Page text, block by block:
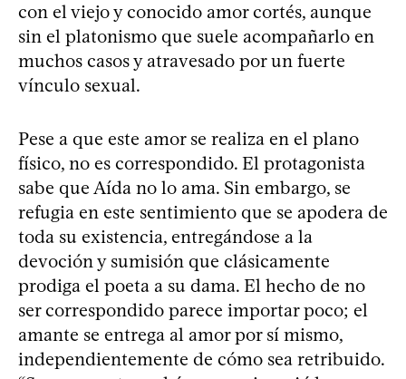
con el viejo y conocido amor cortés, aunque
sin el platonismo que suele acompañarlo en
muchos casos y atravesado por un fuerte
vínculo sexual.
Pese a que este amor se realiza en el plano
físico, no es correspondido. El protagonista
sabe que Aída no lo ama. Sin embargo, se
refugia en este sentimiento que se apodera de
toda su existencia, entregándose a la
devoción y sumisión que clásicamente
prodiga el poeta a su dama. El hecho de no
ser correspondido parece importar poco; el
amante se entrega al amor por sí mismo,
independientemente de cómo sea retribuido.